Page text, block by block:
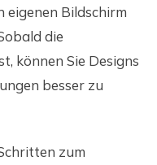
eigenen Bildschirm
die
können Sie Designs
besser zu
zum